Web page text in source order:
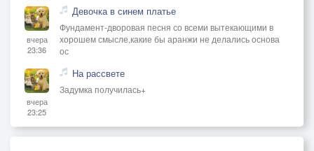
вчера
23:36
Девочка в синем платье
Фундамент-дворовая песня со всеми вытекающими в
хорошем смысле,какие бы аранжи не делались основа
ос
вчера
23:25
На рассвете
Задумка получилась+